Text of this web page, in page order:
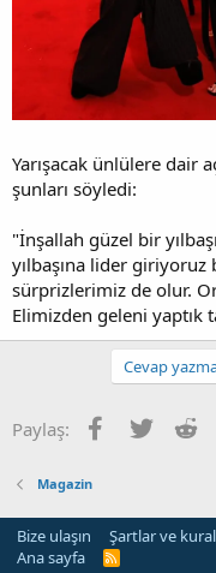
Yarışacak ünlülere dair
şunları söyledi:
"İnşallah güzel bir
yılbaşına lider
sürprizlerimiz de olur.
Elimizden geleni yaptık
Cevap
Paylaş: Facebook
Twitter
Magazin
Bize ulaşın Şartlar ve
Ana sayfa
R